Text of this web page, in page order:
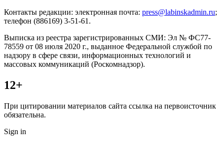
Контакты редакции: электронная почта: press@labinskadmin.ru;
телефон (886169) 3-51-61.
Выписка из реестра зарегистрированных СМИ: Эл № ФС77-
78559 от 08 июля 2020 г., выданное Федеральной службой по
надзору в сфере связи, информационных технологий и
массовых коммуникаций (Роскомнадзор).
12+
При цитировании материалов сайта ссылка на первоисточник
обязательна.
Sign in